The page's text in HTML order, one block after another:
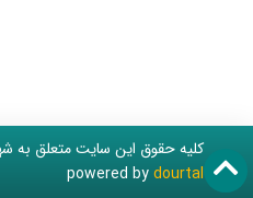
کلیه حقوق این سایت متعلق به
powered bydourtal